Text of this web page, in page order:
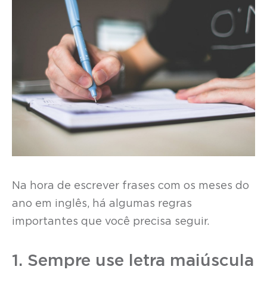
Na hora de escrever frases com os meses do
ano em inglês, há algumas regras
importantes que você precisa seguir.
1. Sempre use letra maiúscula